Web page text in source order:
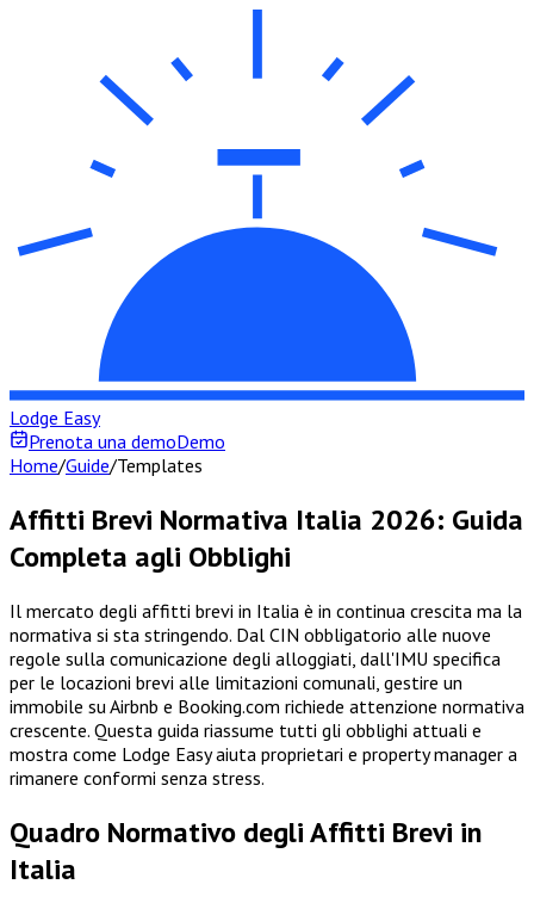
Lodge Easy
Prenota una demoDemo
Home/Guide/Templates
Affitti Brevi Normativa Italia 2026: Guida
Completa agli Obblighi
Il mercato degli affitti brevi in Italia è in continua crescita ma la
normativa si sta stringendo. Dal CIN obbligatorio alle nuove
regole sulla comunicazione degli alloggiati, dall'IMU specifica
per le locazioni brevi alle limitazioni comunali, gestire un
immobile su Airbnb e Booking.com richiede attenzione normativa
crescente. Questa guida riassume tutti gli obblighi attuali e
mostra come Lodge Easy aiuta proprietari e property manager a
rimanere conformi senza stress.
Quadro Normativo degli Affitti Brevi in
Italia